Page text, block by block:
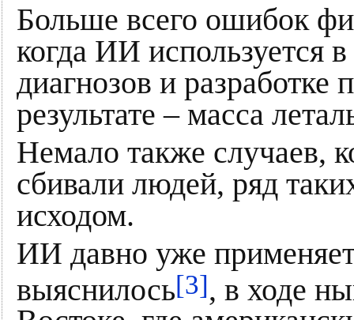
Больше всего ошибок
когда ИИ используется
диагнозов и
результате – масса
Немало также случаев,
сбивали людей, ряд
исходом.
ИИ давно уже
выяснилось[3], в ходе